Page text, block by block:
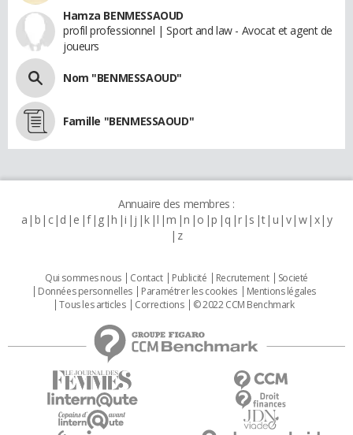
Hamza BENMESSAOUD
profil professionnel | Sport and law - Avocat et agent de
joueurs
Nom "BENMESSAOUD"
Famille "BENMESSAOUD"
Annuaire des membres :
a b c d e f g h i j k l m n o p q r s t u v w x y
z
Qui sommes nous Contact Publicité Recrutement
Societé
Données personnelles
Paramétrer les cookies
Mentions légales
Tous les articles
Corrections © 2022 CCM Benchmark